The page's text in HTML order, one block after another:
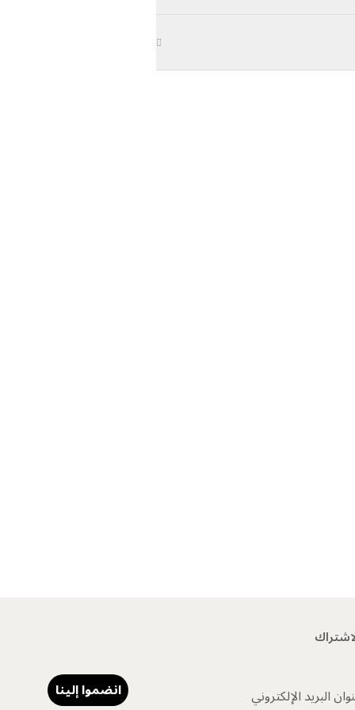
البريد الإلكتروني انضموا إلينا